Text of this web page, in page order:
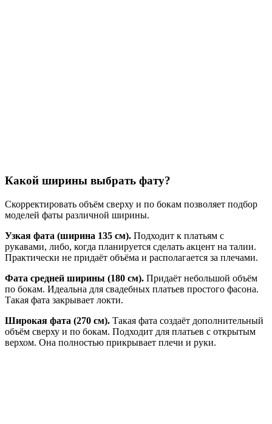
Какой ширины выбрать фату?
Скорректировать объём сверху и по бокам позволяет подбор
моделей фаты различной ширины.
Узкая фата (ширина 135 см). Подходит к платьям с
рукавами, либо, когда планируется сделать акцент на талии.
Практически не придаёт объёма и располагается за плечами.
Фата средней ширины (180 см). Придаёт небольшой объём
по бокам. Идеальна для свадебных платьев простого фасона.
Такая фата закрывает локти.
Широкая фата (270 см). Такая фата создаёт дополнительный
объём сверху и по бокам. Подходит для платьев с открытым
верхом. Она полностью прикрывает плечи и руки.